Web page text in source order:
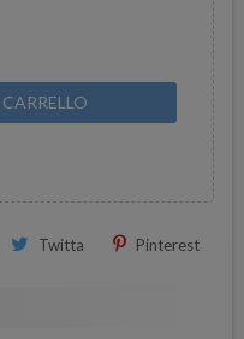
Twitta Pinterest